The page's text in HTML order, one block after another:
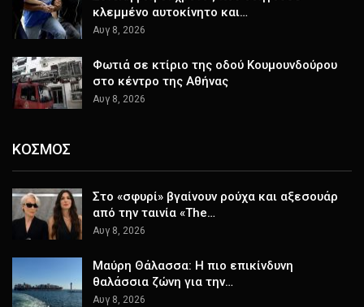
κλεμμένο αυτοκίνητο και…
Αυγ 8, 2026
Φωτιά σε κτίριο της οδού Κουμουνδούρου
στο κέντρο της Αθήνας
Αυγ 8, 2026
ΚΟΣΜΟΣ
Στο «σφυρί» βγαίνουν ρούχα και αξεσουάρ
από την ταινία «The…
Αυγ 8, 2026
Μαύρη Θάλασσα: Η πιο επικίνδυνη
θαλάσσια ζώνη για την…
Αυγ 8, 2026